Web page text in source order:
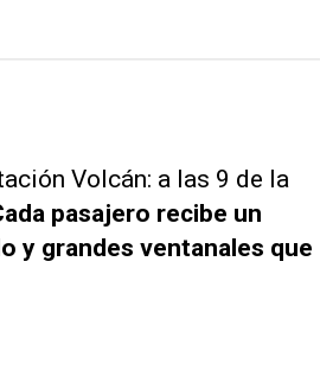
Volcán: a las 9 de la
pasajero recibe un
y grandes ventanales que